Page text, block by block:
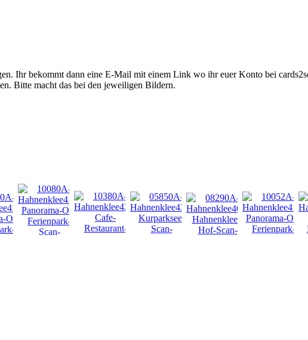
Ihr bekommt dann eine E-Mail mit einem Link wo ihr euer Konto bei
Bitte macht das bei den jeweiligen Bildern.